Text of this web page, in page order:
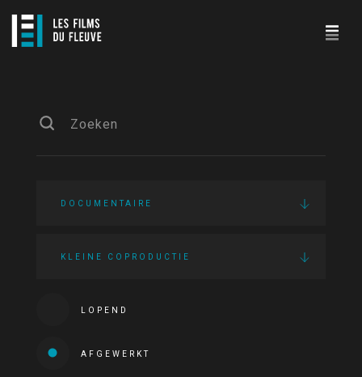
DOCUMENTAIRE
KLEINE COPRODUCTIE
LOPEND
AFGEWERKT